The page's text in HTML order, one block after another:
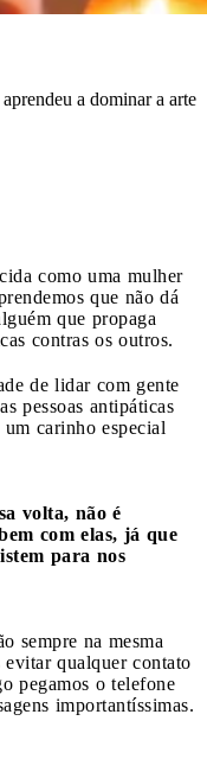
a dominar a arte
como uma mulher
que não dá
que propaga
contras os outros.
de lidar com gente
pessoas antipáticas
carinho especial
volta, não é
com elas, já que
para nos
sempre na mesma
evitar qualquer contato
pegamos o telefone
importantíssimas.